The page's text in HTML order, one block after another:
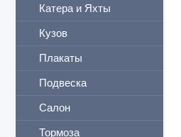
Катера и Яхты
Кузов
Плакаты
Подвеска
Салон
Тормоза